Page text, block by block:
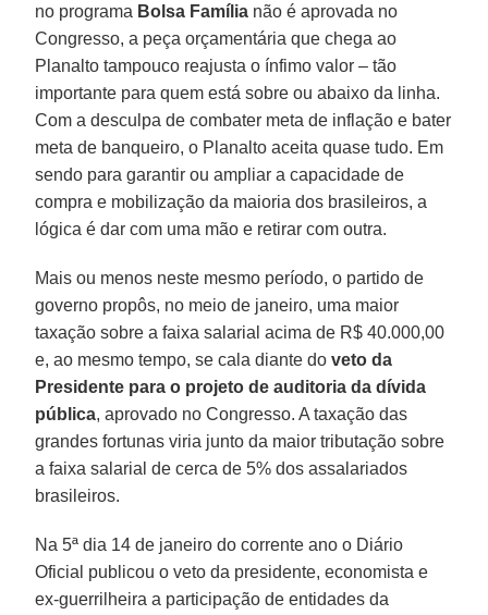
no programa Bolsa Família não é aprovada no
Congresso, a peça orçamentária que chega ao
Planalto tampouco reajusta o ínfimo valor – tão
importante para quem está sobre ou abaixo da linha.
Com a desculpa de combater meta de inflação e bater
meta de banqueiro, o Planalto aceita quase tudo. Em
sendo para garantir ou ampliar a capacidade de
compra e mobilização da maioria dos brasileiros, a
lógica é dar com uma mão e retirar com outra.
Mais ou menos neste mesmo período, o partido de
governo propôs, no meio de janeiro, uma maior
taxação sobre a faixa salarial acima de R$ 40.000,00
e, ao mesmo tempo, se cala diante doveto da
Presidente para o projeto de auditoria da dívida
pública, aprovado no Congresso. A taxação das
grandes fortunas viria junto da maior tributação sobre
a faixa salarial de cerca de 5% dos assalariados
brasileiros.
Na 5ª dia 14 de janeiro do corrente ano o Diário
Oficial publicou o veto da presidente, economista e
ex-guerrilheira a participação de entidades da